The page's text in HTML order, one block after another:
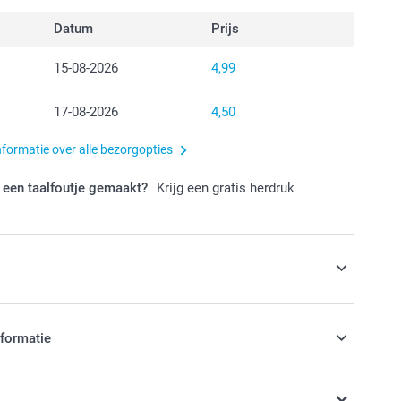
Datum Prijs
15-08-2026 4,99
17-08-2026 4,50
over alle bezorgopties
een taalfoutje gemaakt? Krijg een gratis herdruk
nog luxueuzer door te kiezen voor
of Premium mat papier